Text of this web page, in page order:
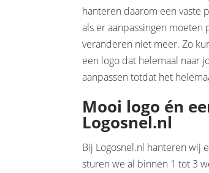
hanteren daarom een vaste
als er aanpassingen moeten
veranderen niet meer. Zo
een logo dat helemaal naar
aanpassen totdat het
Mooi logo én
Logosnel.nl
Bij Logosnel.nl hanteren wij
sturen we al binnen 1 tot 3